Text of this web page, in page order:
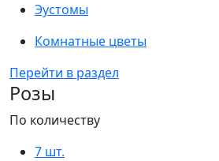
Эустомы
Комнатные цветы
Перейти в раздел
Розы
По количеству
7 шт.